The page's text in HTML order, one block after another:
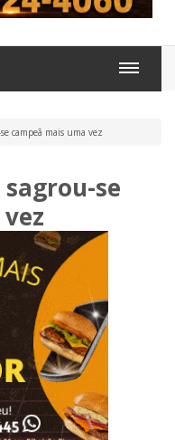
campeã mais uma vez
se